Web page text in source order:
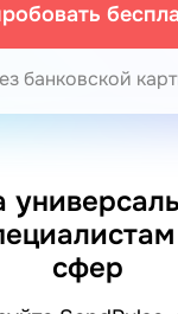
банковской
сфер